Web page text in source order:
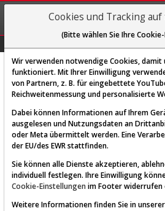
Diese Funktion
AKTIEN-TERMINAL
Cookies und Tracking
(Bitte wählen Sie Ihre
Wir verwenden notwendige Cookies, damit
funktioniert. Mit Ihrer Einwilligung
von Partnern, z. B. für eingebettete
Reichweitenmessung und personalisierte
Dabei können Informationen auf Ihrem
ausgelesen und Nutzungsdaten an
oder Meta übermittelt werden. Eine
der EU/des EWR stattfinden.
Sie können alle Dienste akzeptieren,
individuell festlegen. Ihre Einwilligung
Cookie-Einstellungen im Footer widerrufen
Weitere Informationen finden Sie in unserer